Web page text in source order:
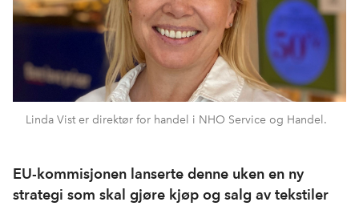
Linda Vist er direktør for handel i NHO Service og Handel.
EU-kommisjonen lanserte denne uken en ny
strategi som skal gjøre kjøp og salg av tekstiler